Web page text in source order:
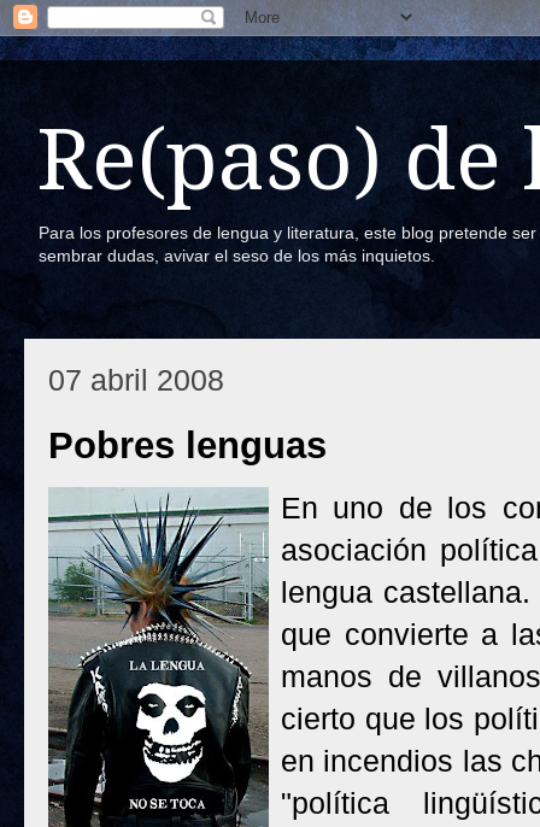
Re(paso) de
Para los profesores de lengua y literatura, este blog pretende
sembrar dudas, avivar el seso de los más inquietos.
07 abril 2008
Pobres lenguas
En uno de los
asociación
lengua
que convierte a
manos de
cierto que los
en incendios las
"política